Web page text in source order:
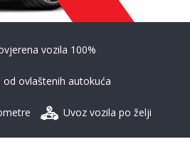
vozila 100%
od ovlaštenih autokuća
Uvoz vozila po želji